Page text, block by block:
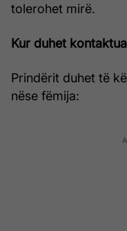
tolerohet mirë.
Kur duhet
Prindërit duhet të
nëse fëmija: